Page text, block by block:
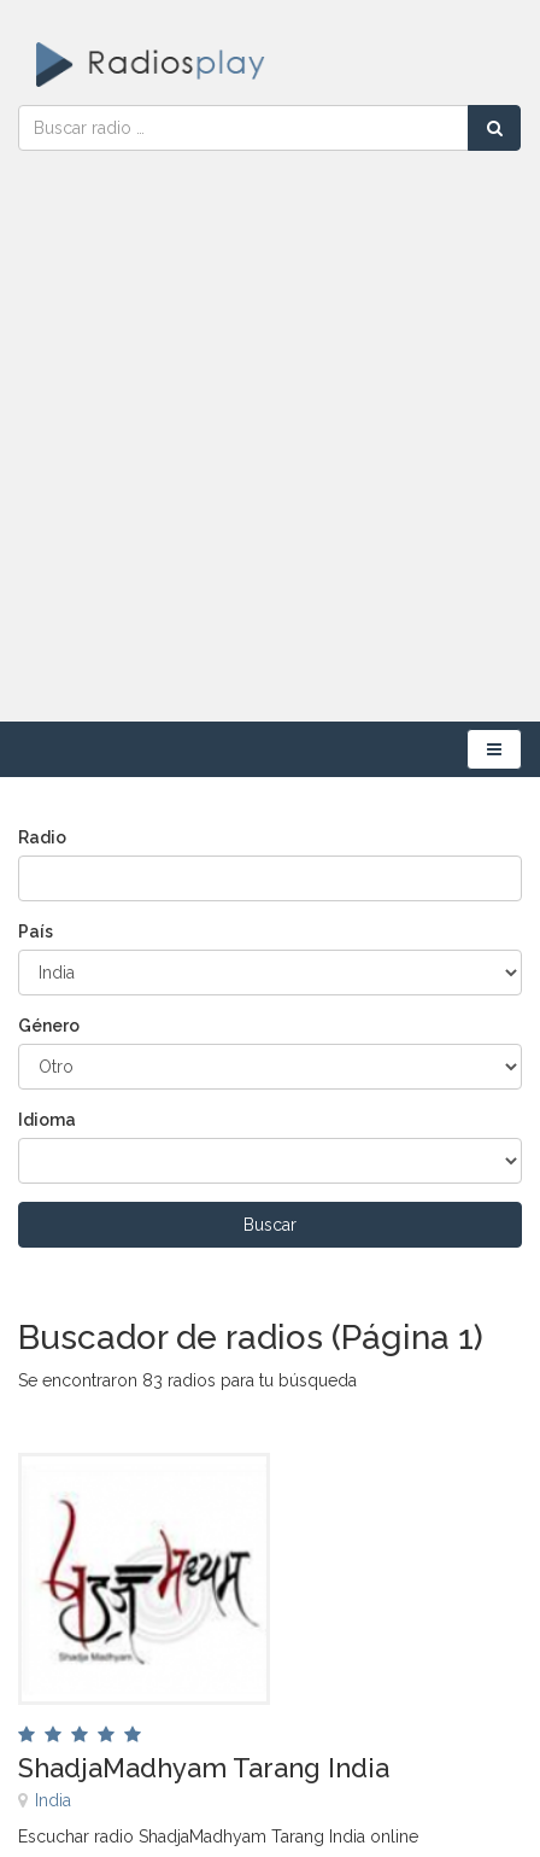
Menú
Radio
País
Género
Idioma
Buscar
Buscador de radios (Página 1)
Se encontraron 83 radios para tu búsqueda
ShadjaMadhyam Tarang India
India
Escuchar radio ShadjaMadhyam Tarang India online